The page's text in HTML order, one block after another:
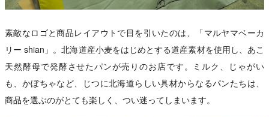
素敵なロゴと商品レイアウトで目を引いたのは、「マルヤマベーカ
リー shian」。北海道産小麦をはじめとする道産素材を使用し、あこ
天然酵母で発酵させたパンが売りのお店です。ミルク、じゃがい
も、かぼちゃなど、じつに北海道らしい具材からなるパンたちは、
商品を選ぶのがとても楽しく、つい迷ってしまいます。